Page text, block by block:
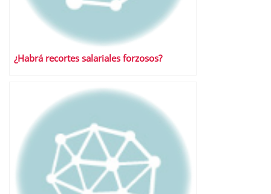
¿Habrá recortes salariales forzosos?